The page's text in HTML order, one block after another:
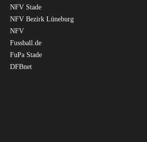
NFV Stade
NFV Bezirk Lüneburg
NFV
Fussball.de
FuPa Stade
DFBnet